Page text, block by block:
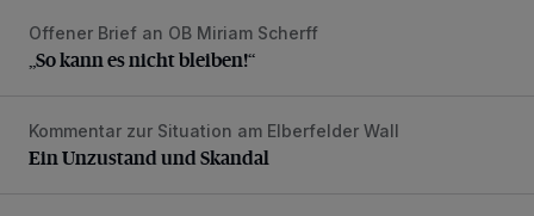
„So kann es nicht bleiben!“
Offener Brief an OB Miriam Scherff
„So kann es nicht bleiben!“
Ein Unzustand und Skandal
Kommentar zur Situation am Elberfelder Wall
Ein Unzustand und Skandal